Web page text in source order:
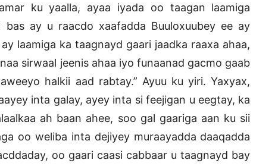
ku yaalla, ayaa iyada oo taagan laamiga
bas ay u raacdo xaafadda Buuloxuubey ee ay
laamiga ka taagnayd gaari jaadka raaxa ahaa,
sirwaal jeenis ahaa iyo funaanad gacmo gaab
halkii aad rabtay.” Ayuu ku yiri. Yaxyax,
inta galay, ayey inta si feejigan u eegtay, ka
ah baan ahee, soo gal gaariga aan ku sii
oo weliba inta dejiyey muraayadda daaqadda
oo gaari caasi cabbaar u taagnayd bay